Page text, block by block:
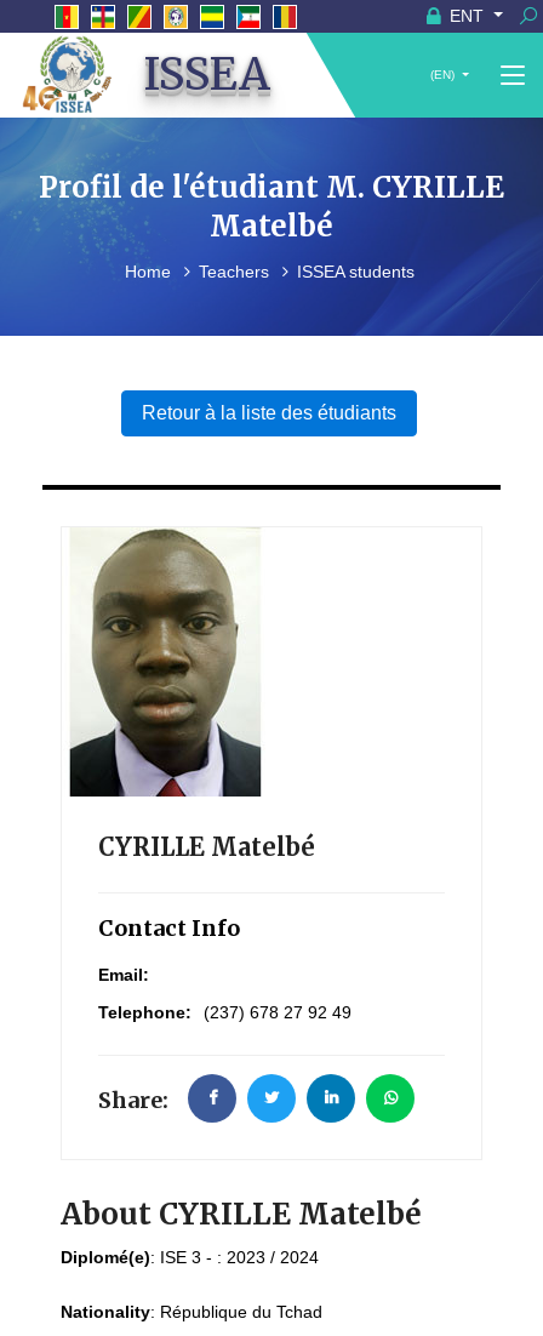
ENT
ISSEA (EN)
Profil de l'étudiant M. CYRILLE
Matelbé
Home Teachers ISSEA students
Retour à la liste des étudiants
CYRILLE Matelbé
Contact Info
Email:
Telephone:
(237) 678 27 92 49
Share:
About CYRILLE Matelbé
Diplomé(e): ISE 3 - : 2023 / 2024
Nationality: République du Tchad